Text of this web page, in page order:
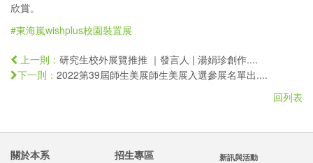
欣賞。
#東海嵐wishplus校園裝置展
上一則： 研究生校外展覽推推 ｜發言人 | 湯娟珍創作....
下一則： 2022第39屆師生美展師生美展入選參展名單出....
回列表
關於本系 招生專區
新訊與活動